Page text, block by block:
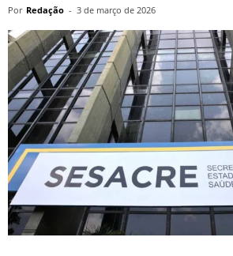
Por Redação - 3 de março de 2026